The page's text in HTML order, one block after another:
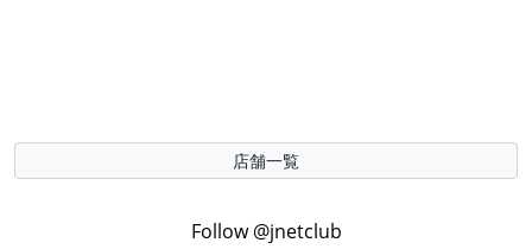
店舗一覧
Follow @jnetclub